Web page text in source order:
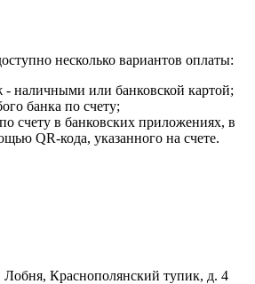
несколько вариантов оплаты:
- наличными или банковской картой;
банка по счету;
счету в банковских приложениях, в
QR-кода, указанного на счете.
Лобня, Краснополянский тупик, д. 4